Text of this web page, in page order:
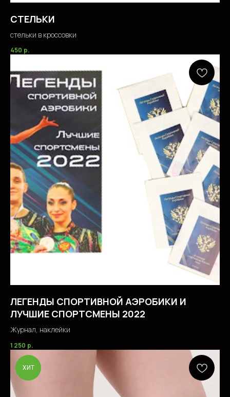
СТЕЛЬКИ
стельки в кроссовки
450 р.
ЛЕГЕНДЫ СПОРТИВНОЙ АЭРОБИКИ И
ЛУЧШИЕ СПОРТСМЕНЫ 2022
Журнал, наклейки
1 250 р.
ХИТ